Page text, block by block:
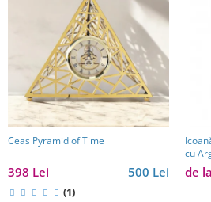
Ceas Pyramid of Time
500 Lei
398 Lei
(1)
cu
de